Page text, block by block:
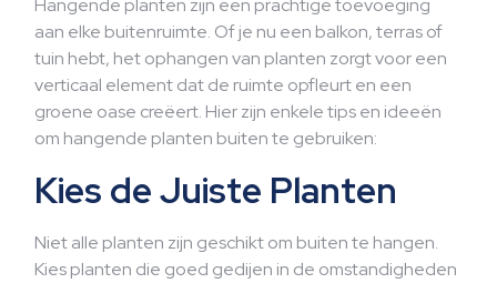
Hangende planten zijn een prachtige toevoeging
aan elke buitenruimte. Of je nu een balkon, terras of
tuin hebt, het ophangen van planten zorgt voor een
verticaal element dat de ruimte opfleurt en een
groene oase creëert. Hier zijn enkele tips en ideeën
om hangende planten buiten te gebruiken:
Kies de Juiste Planten
Niet alle planten zijn geschikt om buiten te hangen.
Kies planten die goed gedijen in de omstandigheden